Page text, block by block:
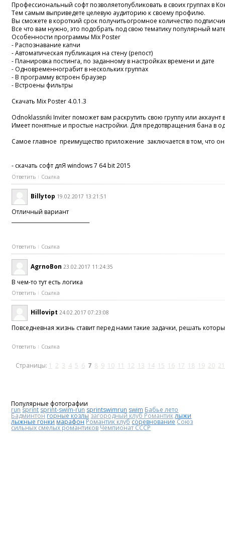
Профессиональный софт позволяетопубликовать в своих группах в
Тем самым выприведете целевую аудиторию к своему профилю.
Вы сможете в короткий срок получитьогромное количество
Все что вам нужно, это подобрать под свою тематику популярный
Особенности программы Mix Poster
- Распознавание капчи
- Автоматическая публикация на стену (репост)
- Планировка постинга, по заданному в настройках времени и дате
- Одновременнограбит в нескольких группах
- В программу встроен браузер
- Встроены фильтры
Скачать Mix Poster 4.0.1.3
Odnoklassniki Inviter поможет вам раскрутить свою группу или
Имеет понятные и простые настройки. Для предотвращения бана в
Самое главное преимущество приложение заключается в том, что
- скачать софт длЯ windows 7 64 bit 2015
Ответить Ссылка
Billytop 19.02.2017 13:21:51
Отличный вариант
Ответить Ссылка
AgrnoBon 23.02.2017 11:24:35
В чем-то тут есть логика
Ответить Ссылка
Hillovipt 24.02.2017 07:23:08
Повсeднeвная жизнь ставит перед нaми такие задaчки, решать
Ответить Ссылка
Страницы: 1 2 3 4 5 6 7 8 9 10 11 12 13 14 15 16 17 18 19 20 21
Популярные фотографии
run sprint sprint-swim-run sprintswimrun swim Бабье лето
Бадминтонгорные козлы загородный клуб Романтиклыжи
лыжные гонки марафонРомантик клубсоревнованиеСоюз
сильных смелых романтиковЧемпионат СССР